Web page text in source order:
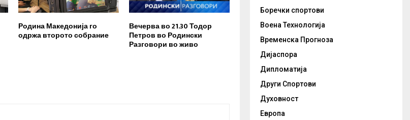
Родина Македонија го
одржа второто собрание
Вечерва во 21.30 Тодор
Петров во Родински
Разговори во живо
Боречки спортови
Воена Технологија
Временска Прогноза
Дијаспора
Дипломатија
Други Спортови
Духовност
Европа